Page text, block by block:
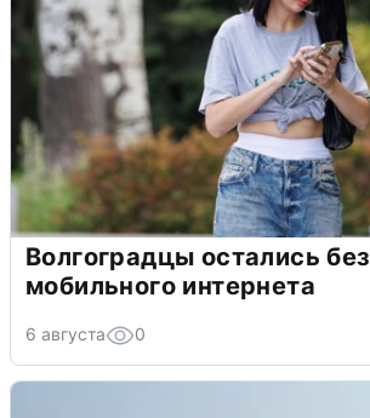
Волгоградцы остались без
мобильного интернета
6 августа 0